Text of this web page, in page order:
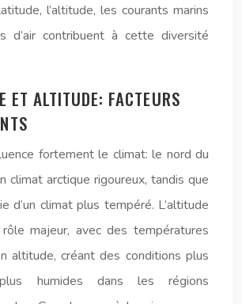
l’altitude, les courants marins
d’air contribuent à cette diversité
ET ALTITUDE: FACTEURS
fortement le climat: le nord du
climat arctique rigoureux, tandis que
d’un climat plus tempéré. L’altitude
majeur, avec des températures
altitude, créant des conditions plus
humides dans les régions